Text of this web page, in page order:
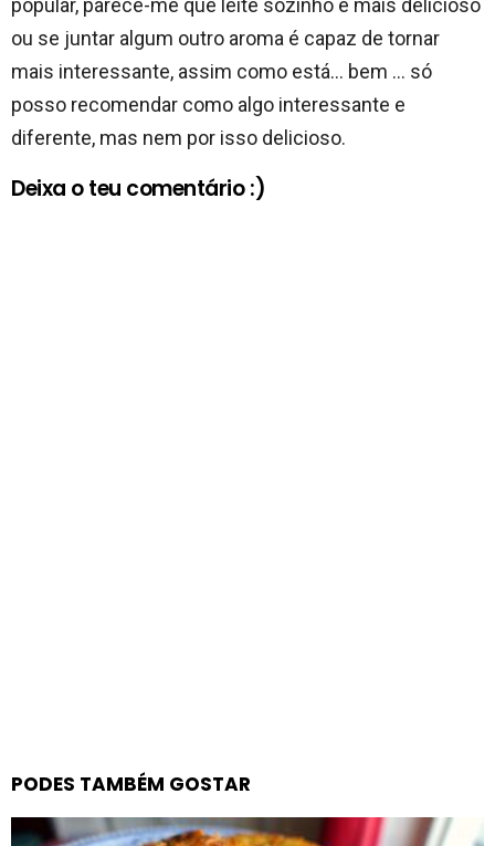
popular, parece-me que leite sozinho é mais delicioso
ou se juntar algum outro aroma é capaz de tornar
mais interessante, assim como está… bem … só
posso recomendar como algo interessante e
diferente, mas nem por isso delicioso.
Deixa o teu comentário :)
PODES TAMBÉM GOSTAR